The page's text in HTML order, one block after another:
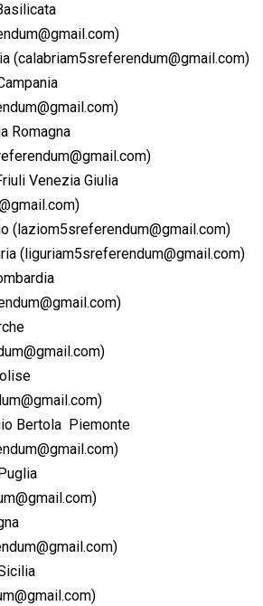
)
(calabriam5sreferendum@gmail.com)
)
Romagna
)
Venezia Giulia
)
( laziom5sreferendum@gmail.com)
( liguriam5sreferendum@gmail.com)
)
)
)
Bertola  Piemonte
)
)
)
)